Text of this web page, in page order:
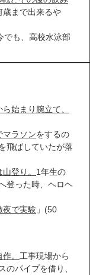
歳まで出来るや
でも、高校水泳部
始まり腕立て、
マラソンをするの
飛ばしていたが落
登り。 1年生の
登った時、ヘロヘ
夜で実験 」(50
。 工事現場から
のパイプを借り、